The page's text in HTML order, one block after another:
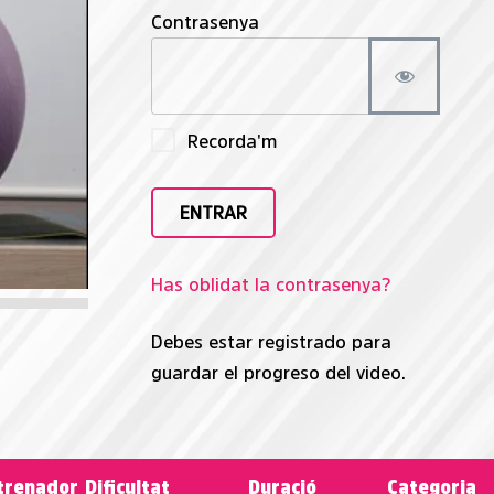
Contrasenya
Recorda'm
Has oblidat la contrasenya?
Debes estar registrado para
guardar el progreso del video.
Dificultat Duració Categoria